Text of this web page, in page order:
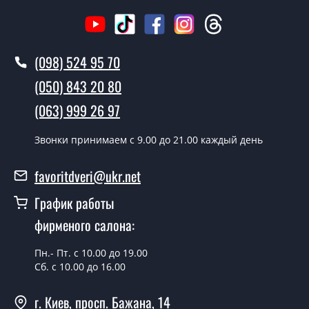
Вызов замерщика-консультанта стоит 500 грн.
Вы производите установку
межкомнатных дверей под заказ?
Да производим. Монтаж межкомнатных дверей под
заказ производится согласно очереди, во все дни
кроме воскресенья.
Classic-17-2?
Стоимость установки дверей Classic-17-2 - от 1800
Можно на сегодня вызвать
замерщика?
(098) 524 95 70
(050) 843 20 80
(063) 999 26 97
Звонки принимаем c 9.00 до 21.00 каждый день
favoritdveri@ukr.net
График работы
фирменого салона:
Пн.- Пт. с 10.00 до 19.00
Сб. с 10.00 до 16.00
г. Киев, просп. Бажана, 14